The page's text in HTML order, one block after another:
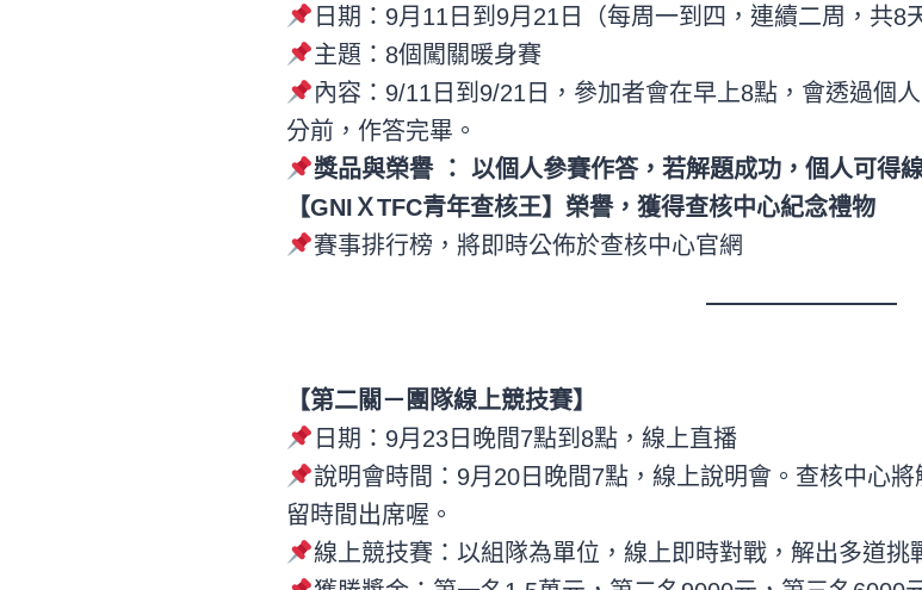
日期：9月11日到9月21日（每周一到四，連續二周，共8
主題：8個闖關暖身賽
內容：9/11日到9/21日，參加者會在早上8點，會透過個
分前，作答完畢。
獎品與榮譽 ： 以個人參賽作答，若解題成功，個人可得
【GNIＸTFC青年查核王】榮譽，獲得查核中心紀念禮物
賽事排行榜，將即時公佈於查核中心官網
【第二關－團隊線上競技賽】
日期：9月23日晚間7點到8點，線上直播
說明會時間：9月20日晚間7點，線上說明會。查核中心
留時間出席喔。
線上競技賽：以組隊為單位，線上即時對戰，解出多道挑